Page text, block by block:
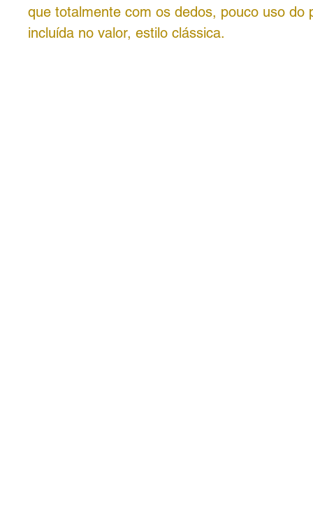
que totalmente com os dedos, pouco uso do
incluída no valor, estilo clássica.